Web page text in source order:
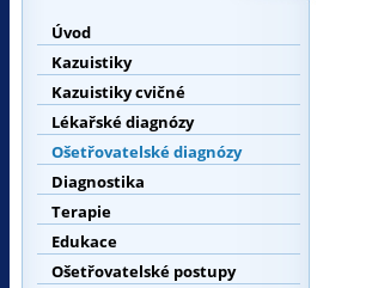
Úvod
Kazuistiky
Kazuistiky cvičné
Lékařské diagnózy
Ošetřovatelské diagnózy
Diagnostika
Terapie
Edukace
Ošetřovatelské postupy